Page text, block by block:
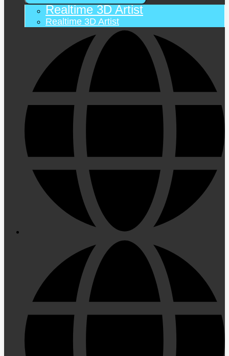
Realtime 3D Artist
Realtime 3D Artist